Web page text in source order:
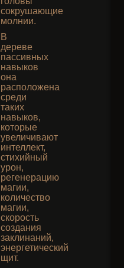
сокрушающие
молнии.
В
дереве
пассивных
навыков
она
расположена
среди
таких
навыков,
которые
увеличивают
интеллект,
стихийный
урон,
регенерацию
магии,
количество
магии,
скорость
создания
заклинаний,
энергетический
щит.